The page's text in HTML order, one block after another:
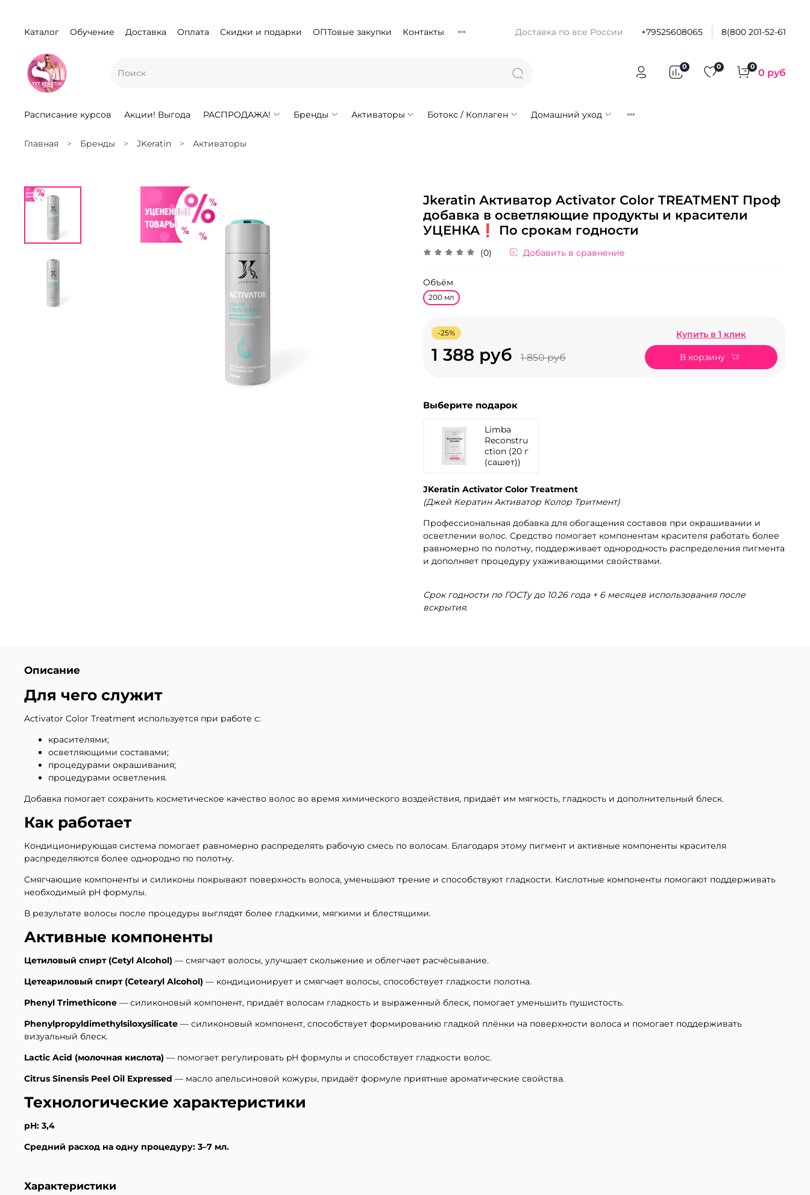
Каталог Обучение Доставка Оплата Скидки и подарки ОПТовые закупки Контакты Доставка по все России +79525608065 8(800 201-52-61
0 0 0 0 руб
Расписание курсов Акции! Выгода РАСПРОДАЖА! Бренды Активаторы Ботокс / Коллаген Домашний уход
Главная Бренды JKeratin Активаторы
Jkeratin Активатор Activator Color TREATMENT Проф
добавка в осветляющие продукты и красители
УЦЕНКА❗️ По срокам годности
(0) Добавить в сравнение
Объём
200 мл
-25%
1 388 руб 1 850 руб
Купить в 1 клик
В корзину
Limba
Reconstru
ction (20 г
(сашет))
Выберите подарок
JKeratin Activator Color Treatment
(Джей Кератин Активатор Колор Тритмент)
Профессиональная добавка для обогащения составов при окрашивании и
осветлении волос. Средство помогает компонентам красителя работать более
равномерно по полотну, поддерживает однородность распределения пигмента
и дополняет процедуру ухаживающими свойствами.
Срок годности по ГОСТу до 10.26 года + 6 месяцев использования после
вскрытия.
Описание
Для чего служит
Activator Color Treatment используется при работе с:
красителями;
осветляющими составами;
процедурами окрашивания;
процедурами осветления.
Добавка помогает сохранить косметическое качество волос во время химического воздействия, придаёт им мягкость, гладкость и дополнительный блеск.
Как работает
Кондиционирующая система помогает равномерно распределять рабочую смесь по волосам. Благодаря этому пигмент и активные компоненты красителя
распределяются более однородно по полотну.
Смягчающие компоненты и силиконы покрывают поверхность волоса, уменьшают трение и способствуют гладкости. Кислотные компоненты помогают поддерживать
необходимый pH формулы.
В результате волосы после процедуры выглядят более гладкими, мягкими и блестящими.
Активные компоненты
Цетиловый спирт (Cetyl Alcohol) — смягчает волосы, улучшает скольжение и облегчает расчёсывание.
Цетеариловый спирт (Cetearyl Alcohol) — кондиционирует и смягчает волосы, способствует гладкости полотна.
Phenyl Trimethicone — силиконовый компонент, придаёт волосам гладкость и выраженный блеск, помогает уменьшить пушистость.
Phenylpropyldimethylsiloxysilicate — силиконовый компонент, способствует формированию гладкой плёнки на поверхности волоса и помогает поддерживать
визуальный блеск.
Lactic Acid (молочная кислота) — помогает регулировать pH формулы и способствует гладкости волос.
Citrus Sinensis Peel Oil Expressed — масло апельсиновой кожуры, придаёт формуле приятные ароматические свойства.
Технологические характеристики
pH: 3,4
Средний расход на одну процедуру: 3–7 мл.
Характеристики